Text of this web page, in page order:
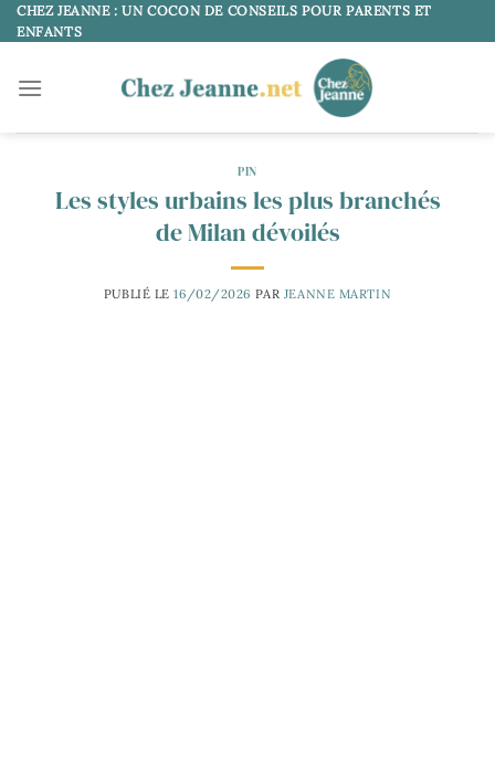
Passer
au
CHEZ JEANNE : UN COCON DE CONSEILS POUR PARENTS ET
ENFANTS
PIN
Les styles urbains les plus branchés
de Milan dévoilés
PUBLIÉ LE16/02/2026 PAR JEANNE MARTIN